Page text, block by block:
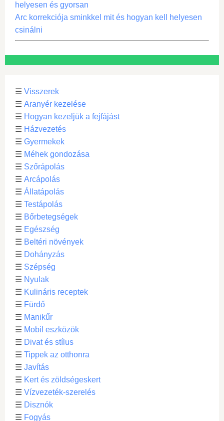
helyesen és gyorsan
Arc korrekciója sminkkel mit és hogyan kell helyesen
csinálni
☰ Visszerek
☰ Aranyér kezelése
☰ Hogyan kezeljük a fejfájást
☰ Házvezetés
☰ Gyermekek
☰ Méhek gondozása
☰ Szőrápolás
☰ Arcápolás
☰ Állatápolás
☰ Testápolás
☰ Bőrbetegségek
☰ Egészség
☰ Beltéri növények
☰ Dohányzás
☰ Szépség
☰ Nyulak
☰ Kulináris receptek
☰ Fürdő
☰ Manikűr
☰ Mobil eszközök
☰ Divat és stílus
☰ Tippek az otthonra
☰ Javítás
☰ Kert és zöldségeskert
☰ Vízvezeték-szerelés
☰ Disznók
☰ Fogyás